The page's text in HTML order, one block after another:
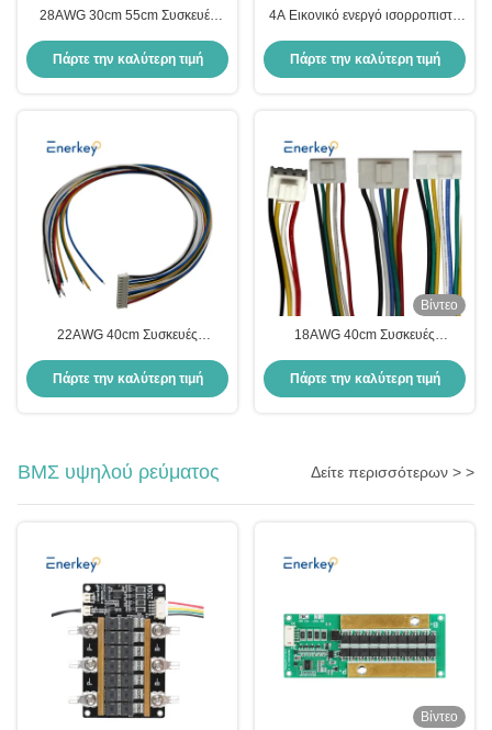
28AWG 30cm 55cm Συσκευές
4 Pin 6 Pin Συνδέτης καλωδίου
Πάρτε την καλύτερη τιμή
4A Εικονικό ενεργό ισορροπιστή
PH2.0mm Δελτίο διεπαφής
Πάρτε την καλύτερη τιμή
22AWG 40cm Συσκευές
2/3/4/5/6/7/8/9/10/11/12/13/14/15/16/
Πάρτε την καλύτερη τιμή
Βίντεο
18AWG 40cm Συσκευές
Συνδετήρας καλωδίωσης
Πάρτε την καλύτερη τιμή
ΒΜΣ υψηλού ρεύματος Δείτε περισσότερων > >
Βίντεο